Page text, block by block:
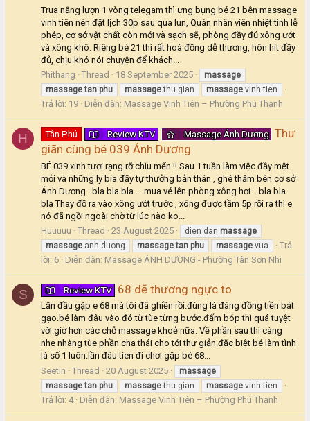
Trua nắng lượn 1 vòng telegam thì ưng bụng bé 21 bên massage
vinh tiên nên đặt lịch 30p sau qua lun, Quán nhân viên nhiệt tình lễ
phép, cơ sở vật chất còn mới và sạch sẽ, phòng đầy đủ xông ướt
và xông khô. Riêng bé 21 thì rất hoà đồng dễ thương, hôn hít đầy
đủ, chịu khó nói chuyện để khách...
Phithang
Thread 18 September 2025
massage
massage tan phu massagethu gian massage vinh tien
Trả lời: 19 Diễn đàn: Massage Vinh Tiên – Phường Phú Thạnh
H Tân Phú Review KTV Massage Ánh Dương Thư
giãn cùng bé 039 Ánh Dương
BÉ 039 xinh tươi rạng rỡ chìu mến !! Sau 1 tuần làm việc đầy mệt
mỏi và những ly bia đầy tự thưởng bản thân , ghé thăm bên cơ sở
Ánh Dương . bla bla bla … mua vé lên phòng xông hơi… bla bla
bla Thay đồ ra vào xông ướt trước , xông được tầm 5p rồi ra thì e
nó đã ngồi ngoài chờ từ lúc nào ko...
Huuuuu
Thread 23 August 2025 dien dan massage
massage anh duong massage tan phu massage vua
Trả
lời: 6
Diễn đàn: Massage ÁNH DƯƠNG - Phường Tân Sơn Nhì
S Review KTV 68 dẽ thương ngực to
Lần đầu gặp e 68 mà tôi đã ghiền rồi.đúng là đáng đồng tiền bát
gạo.bé làm đâu vào đó.từ tùe từng bước.đấm bóp thì quá tuyệt
vời.giờ hơn các chỗ massage khoẻ nữa. Về phần sau thì càng
nhẹ nhàng tùe phần cha thái cho tới thư giản.đặc biệt bé làm tình
là số 1 luôn.lần đâu tien đi chơi gặp bé 68...
Seetin
Thread 20 August 2025
massage
massage tan phu massagethu gian massage vinh tien
Trả lời: 4 Diễn đàn: Massage Vinh Tiên – Phường Phú Thạnh